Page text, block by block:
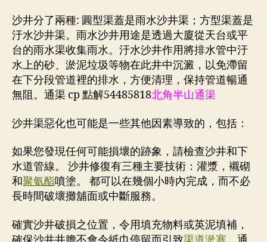
沙井分了兩種: 圓型渠蓋是雨水沙井渠；方型渠蓋是
汙水沙井渠。雨水沙井用途是透過大廈從天台或平
台的雨水渠收集雨水。汙水沙井作用將排水管中汙
水上的砂、淤泥垃圾等物在此井中沉澱，以免滯留
在下分段管道裡的排水，方便清理，保持管道暢通
無阻。通渠 cp 點解54485818北角半山通渠
沙井渠惡化也可能是一些其他因素導致的，包括：
如果您發現任何可能損壞的跡象，請檢查沙井和下
水道管線。 沙井修復有三種主要技術：灌漿，襯砌
和聚氨酯噴塗。 都可以在幾個小時內完成，而不必
長時間破壞攤舖面或中斷服務。
確實沙井破損之位置，令用填充物料或英泥填補，